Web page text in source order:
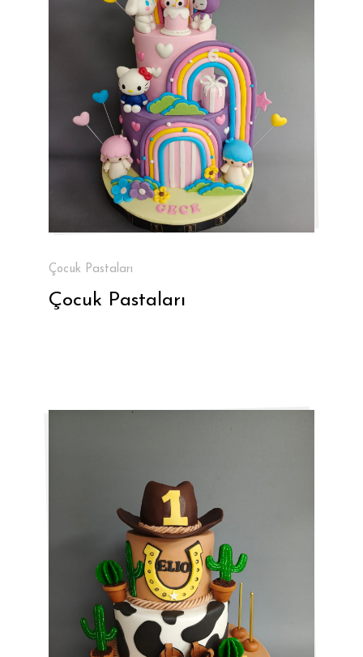
Çocuk Pastaları
Çocuk Pastaları